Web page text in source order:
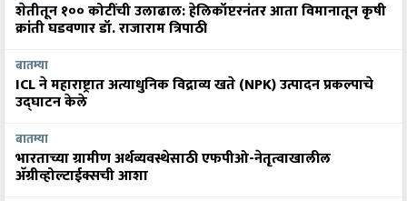
शेतीतून १०० कोटींची उलाढाल: हेलिकॉप्टरनंतर आता विमानातून कृषी
क्रांती घडवणार डॉ. राजाराम त्रिपाठी
बातम्या
ICL ने महाराष्ट्रात अत्याधुनिक विद्राव्य खते (NPK) उत्पादन प्रकल्पाचे
उद्घाटन केले
बातम्या
भारताच्या ग्रामीण अर्थव्यवस्थेसाठी एफपीओ-नेतृत्वाखालील
अ‍ॅग्रीव्होल्टाईक्सची आशा